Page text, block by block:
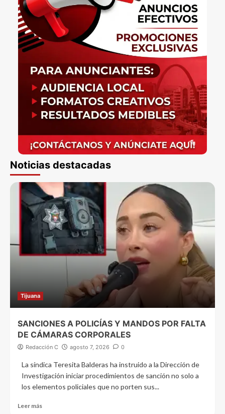
Noticias destacadas
Tijuana
SANCIONES A POLICÍAS Y MANDOS POR FALTA
DE CÁMARAS CORPORALES
Redacción C agosto 7, 2026 0
La síndica Teresita Balderas ha instruido a la Dirección de
Investigación iniciar procedimientos de sanción no solo a
los elementos policiales que no porten sus...
Leer más